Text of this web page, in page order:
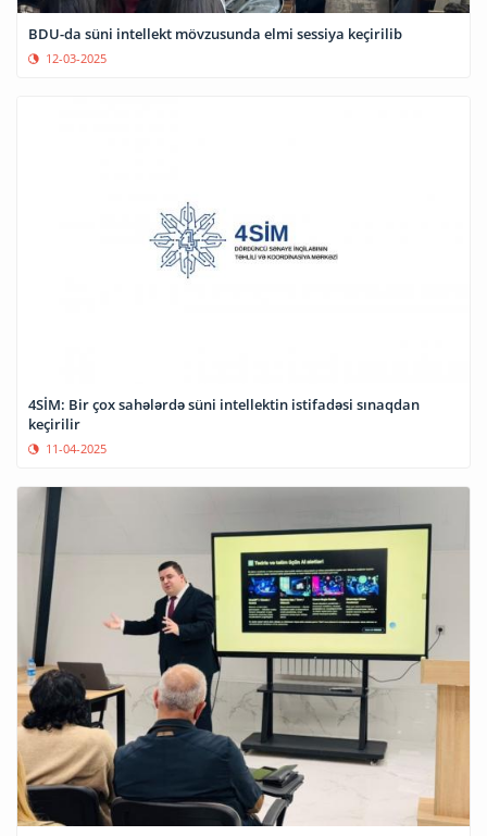
BDU-da süni intellekt mövzusunda elmi sessiya keçirilib
12-03-2025
4SİM: Bir çox sahələrdə süni intellektin istifadəsi sınaqdan
keçirilir
11-04-2025